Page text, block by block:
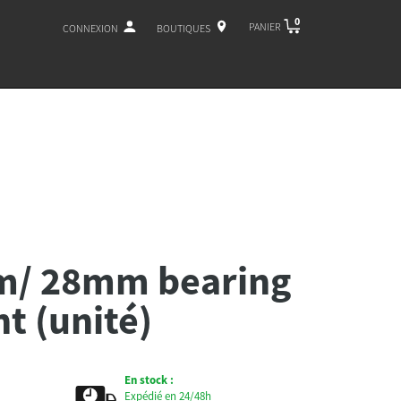
CONNEXION BOUTIQUES PANIER 0
28mm bearing
(unité)
En stock :
Expédié en 24/48h